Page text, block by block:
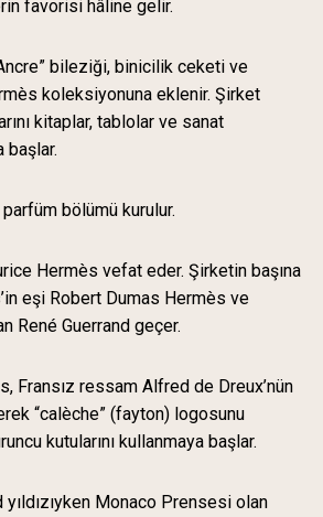
favorisi hâline gelir.
bileziği, binicilik ceketi ve
koleksiyonuna eklenir. Şirket
kitaplar, tablolar ve sanat
başlar.
bölümü kurulur.
Hermès vefat eder. Şirketin başına
eşi Robert Dumas Hermès ve
René Guerrand geçer.
Fransız ressam Alfred de Dreux’nün
“calèche” (fayton) logosunu
kutularını kullanmaya başlar.
Monaco Prensesi olan